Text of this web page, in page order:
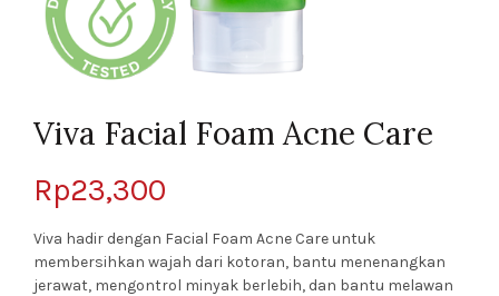
Viva Facial Foam Acne Care
Rp23,300
Viva hadir dengan Facial Foam Acne Care untuk
membersihkan wajah dari kotoran, bantu menenangkan
jerawat, mengontrol minyak berlebih, dan bantu melawan